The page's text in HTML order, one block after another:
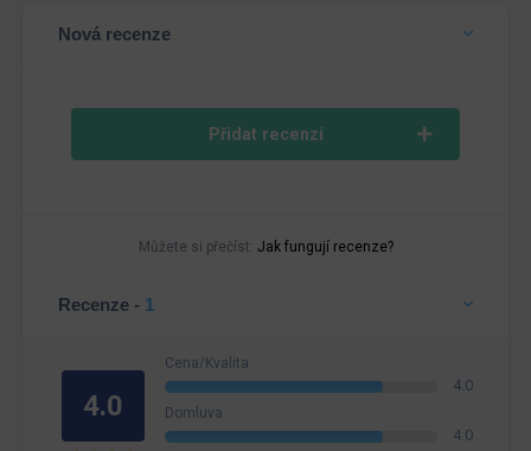
Nová recenze
Přidat recenzi
Můžete si přečíst: Jak fungují recenze?
Recenze - 1
4.0
Cena/Kvalita
4.0
Domluva
4.0